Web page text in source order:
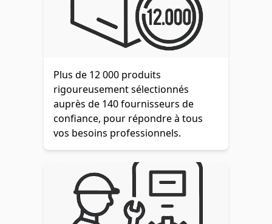
Plus de 12 000 produits
rigoureusement sélectionnés
auprès de 140 fournisseurs de
confiance, pour répondre à tous
vos besoins professionnels.